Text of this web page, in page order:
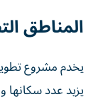
المناطق
يخدم مشروع